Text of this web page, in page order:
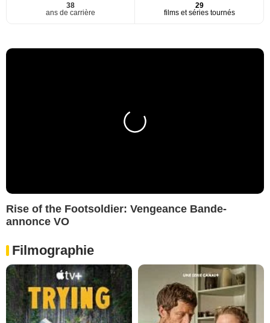
38
ans de carrière
29
films et séries tournés
Rise of the Footsoldier: Vengeance Bande-
annonce VO
Filmographie